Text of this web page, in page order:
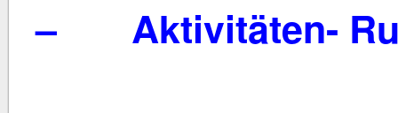
– Aktivitäten-